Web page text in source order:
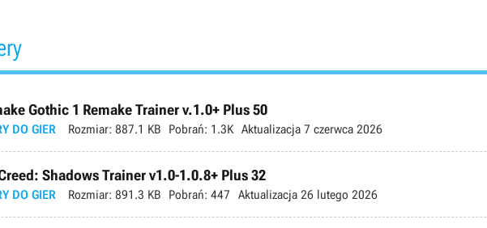
Gothic 1 Remake Trainer v.1.0+ Plus 50
DO GIER Rozmiar: 887.1 KB Pobrań: 1.3K Aktualizacja 7 czerwca 2026
Shadows Trainer v1.0-1.0.8+ Plus 32
DO GIER Rozmiar: 891.3 KB Pobrań: 447 Aktualizacja 26 lutego 2026